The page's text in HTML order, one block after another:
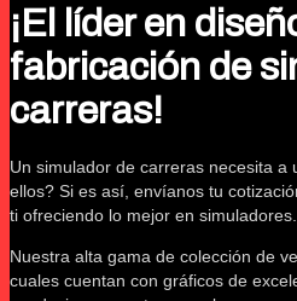
¡El líder en
fabricación de
carreras!
Un simulador de carreras necesita
ellos? Si es así, envíanos tu
ti ofreciendo lo mejor en simuladores.
Nuestra alta gama de colección de
cuales cuentan con gráficos de